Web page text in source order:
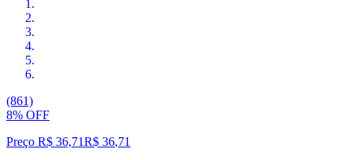
(861)
8% OFF
Preço R$ 36,71R$ 36,71